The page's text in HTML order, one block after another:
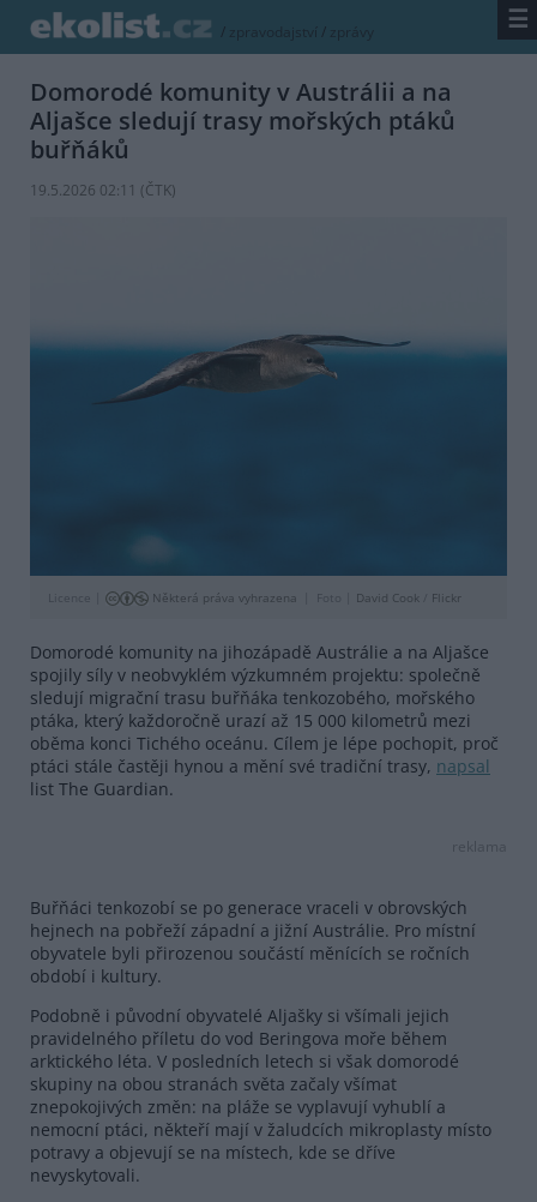
/ zpravodajství / zprávy ☰
Domorodé komunity v Austrálii a na
Aljašce sledují trasy mořských ptáků
buřňáků
19.5.2026 02:11 (ČTK)
Licence | Některá práva vyhrazena Foto | David Cook Flickr
Domorodé komunity na jihozápadě Austrálie a na Aljašce
spojily síly v neobvyklém výzkumném projektu: společně
sledují migrační trasu buřňáka tenkozobého, mořského
ptáka, který každoročně urazí až 15 000 kilometrů mezi
oběma konci Tichého oceánu. Cílem je lépe pochopit, proč
ptáci stále častěji hynou a mění své tradiční trasy, napsal
list The Guardian.
reklama
Buřňáci tenkozobí se po generace vraceli v obrovských
hejnech na pobřeží západní a jižní Austrálie. Pro místní
obyvatele byli přirozenou součástí měnících se ročních
období i kultury.
Podobně i původní obyvatelé Aljašky si všímali jejich
pravidelného příletu do vod Beringova moře během
arktického léta. V posledních letech si však domorodé
skupiny na obou stranách světa začaly všímat
znepokojivých změn: na pláže se vyplavují vyhublí a
nemocní ptáci, někteří mají v žaludcích mikroplasty místo
potravy a objevují se na místech, kde se dříve
nevyskytovali.